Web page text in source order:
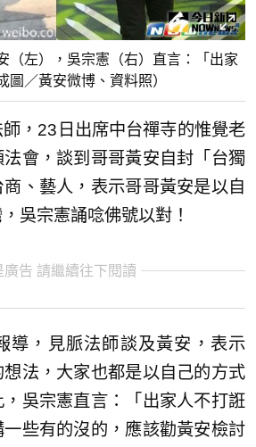
（左），吳宗憲（右）直言：「出家
圖／黃安微博、資料照）
，23日出席中台禪寺的惟覺老
會，談到哥哥黃安自封「台獨
、藝人，表示哥哥黃安是以自
吳宗憲誦唸佛號以對！
廣告 請繼續往下閱讀
導，見脈法師談及黃安，表示
想法，大家也都是以自己的方式
，吳宗憲直言：「出家人不打誑
些有的沒的，應該勸黃安檢討